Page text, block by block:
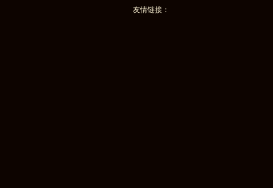
友情链接：